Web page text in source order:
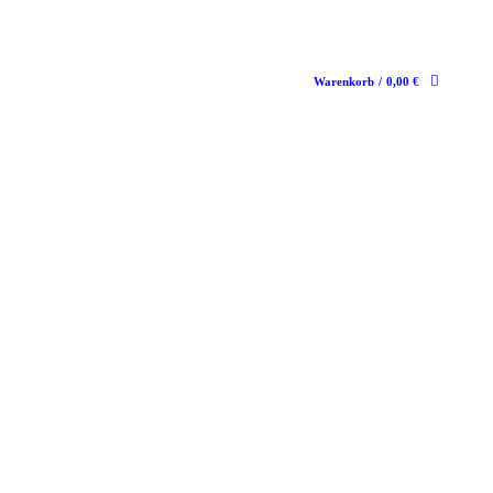
Warenkorb / 0,00€